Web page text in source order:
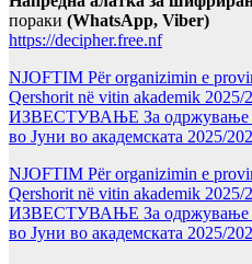
пораки (WhatsApp, Viber)
https://decipher.free.nf
NJOFTIM Për organizimin e
Qershorit në vitin akademik 2025/
ИЗВЕСТУВАЊЕ За одржување
во Јуни во академската 2025/
NJOFTIM Për organizimin e
Qershorit në vitin akademik 2025/
ИЗВЕСТУВАЊЕ За одржување
во Јуни во академската 2025/